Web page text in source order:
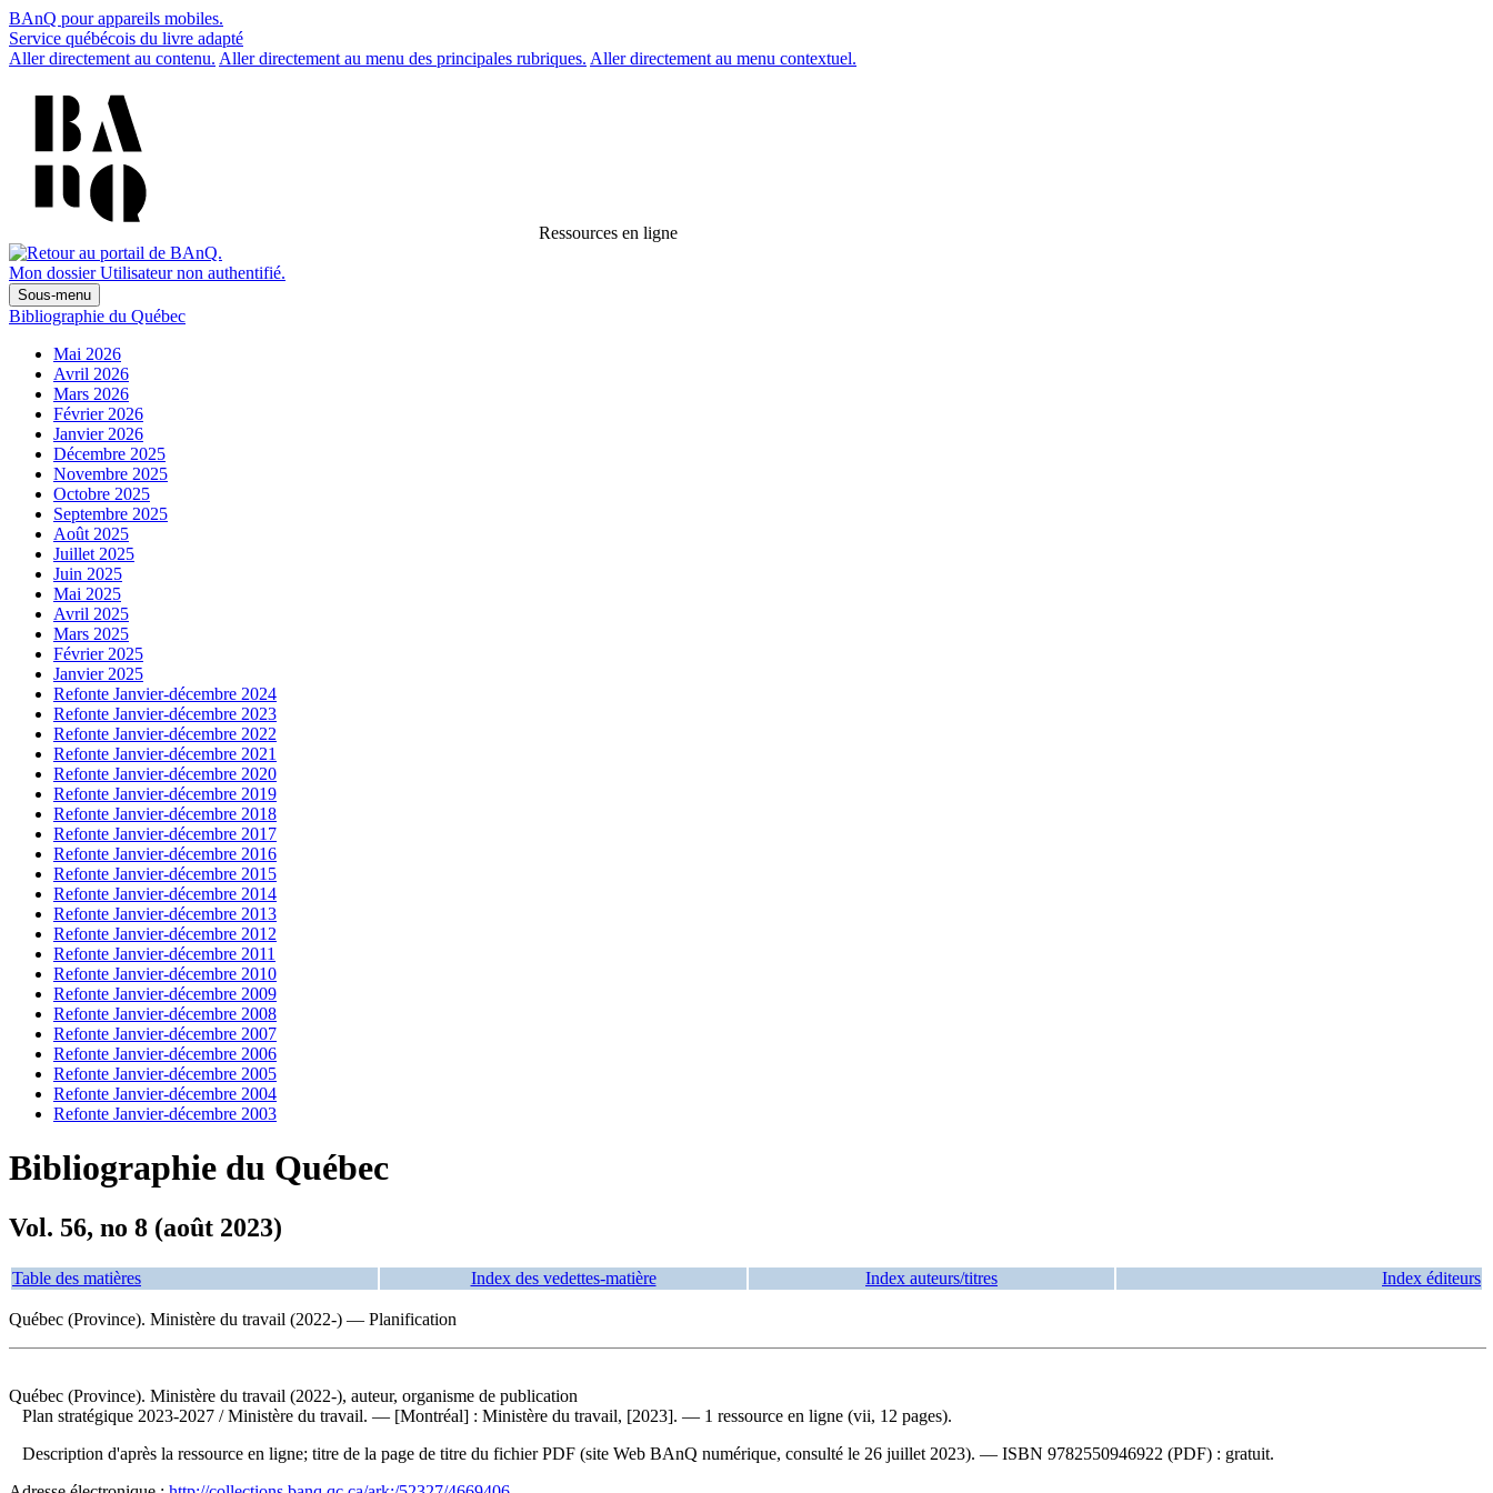
BAnQ pour appareils mobiles.
Service québécois du livre adapté
Aller directement au contenu. Aller directement au menu des principales rubriques. Aller directement au menu contextuel.
Ressources en ligne
Mon dossier Utilisateur non authentifié.
Sous-menu
Bibliographie du Québec
Mai 2026
Avril 2026
Mars 2026
Février 2026
Janvier 2026
Décembre 2025
Novembre 2025
Octobre 2025
Septembre 2025
Août 2025
Juillet 2025
Juin 2025
Mai 2025
Avril 2025
Mars 2025
Février 2025
Janvier 2025
Refonte Janvier-décembre 2024
Refonte Janvier-décembre 2023
Refonte Janvier-décembre 2022
Refonte Janvier-décembre 2021
Refonte Janvier-décembre 2020
Refonte Janvier-décembre 2019
Refonte Janvier-décembre 2018
Refonte Janvier-décembre 2017
Refonte Janvier-décembre 2016
Refonte Janvier-décembre 2015
Refonte Janvier-décembre 2014
Refonte Janvier-décembre 2013
Refonte Janvier-décembre 2012
Refonte Janvier-décembre 2011
Refonte Janvier-décembre 2010
Refonte Janvier-décembre 2009
Refonte Janvier-décembre 2008
Refonte Janvier-décembre 2007
Refonte Janvier-décembre 2006
Refonte Janvier-décembre 2005
Refonte Janvier-décembre 2004
Refonte Janvier-décembre 2003
Bibliographie du Québec
Vol. 56, no 8 (août 2023)
Table des matières Index des vedettes-matière Index auteurs/titres Index éditeurs
Québec (Province). Ministère du travail (2022-) — Planification
Québec (Province). Ministère du travail (2022-), auteur, organisme de publication
Plan stratégique 2023-2027 / Ministère du travail. — [Montréal] : Ministère du travail, [2023]. — 1 ressource en ligne (vii, 12 pages).
Description d'après la ressource en ligne; titre de la page de titre du fichier PDF (site Web BAnQ numérique, consulté le 26 juillet 2023). — ISBN 9782550946922 (PDF) : gratuit.